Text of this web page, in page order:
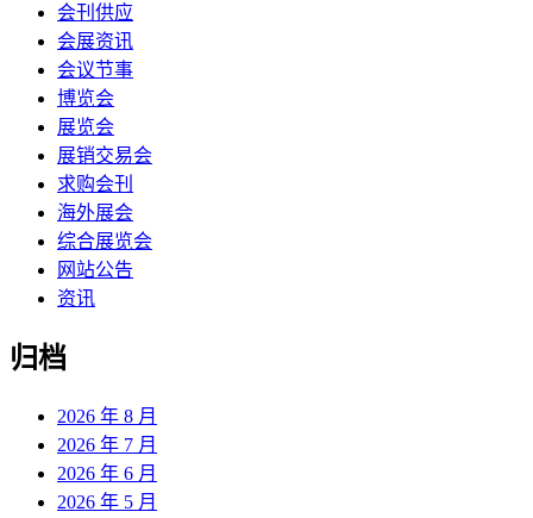
会刊供应
会展资讯
会议节事
博览会
展览会
展销交易会
求购会刊
海外展会
综合展览会
网站公告
资讯
归档
2026 年 8 月
2026 年 7 月
2026 年 6 月
2026 年 5 月